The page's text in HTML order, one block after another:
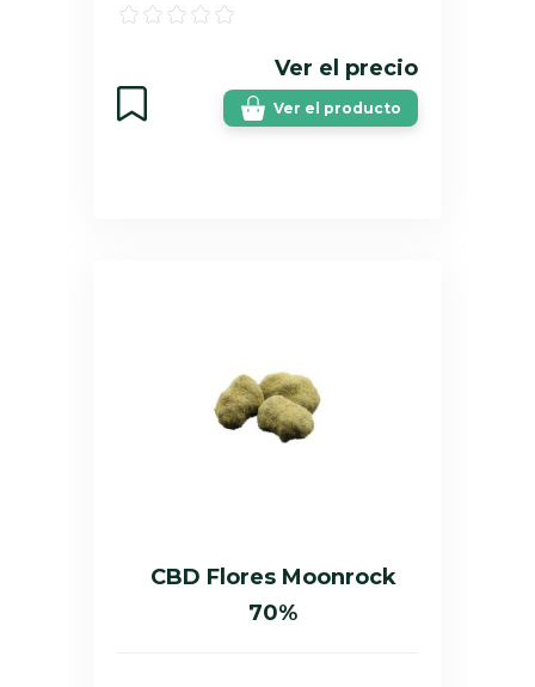
Ver el precio
Ver el producto
CBD Flores Moonrock
70%